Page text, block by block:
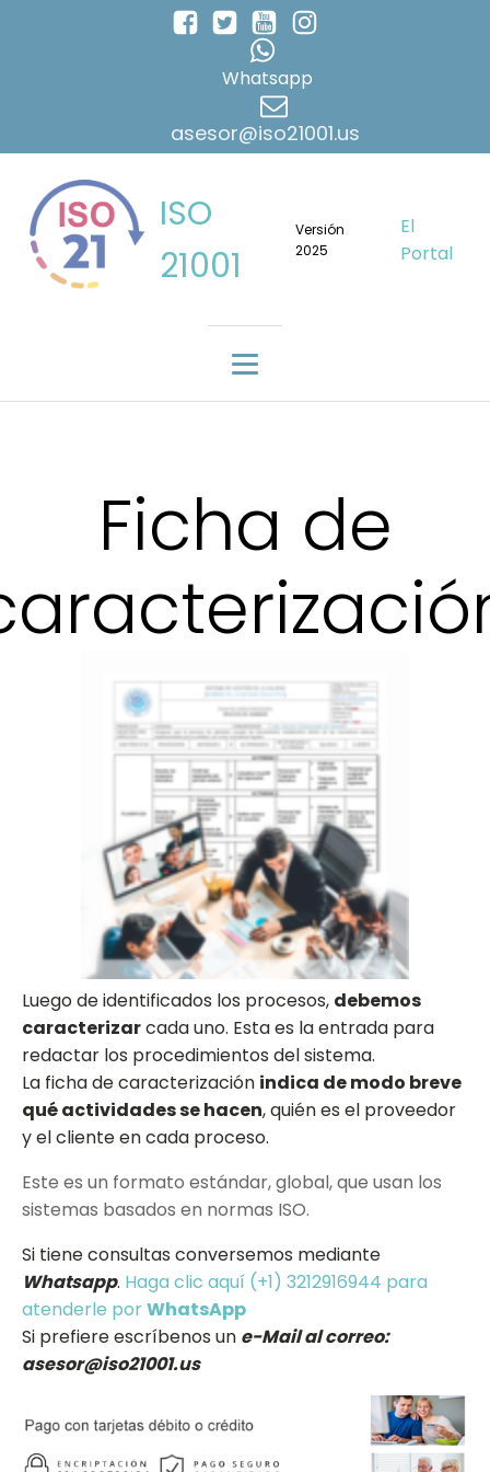
Whatsapp
asesor@iso21001.us
ISO
21001
Versión
2025
El
Portal
Ficha de
Luego de identificados los procesos, debemos
caracterizarcada uno. Esta es la entrada para
redactar los procedimientos del sistema.
La ficha de caracterización indica de modo breve
qué actividades se hacen, quién es el proveedor
y el cliente en cada proceso.
Este es un formato estándar, global, que usan los
sistemas basados en normas ISO.
Si tiene consultas conversemos mediante
Whatsapp. Haga clic aquí (+1) 3212916944 para
atenderle porWhatsApp
Si prefiere escríbenos un e-Mail al correo:
asesor@iso21001.us